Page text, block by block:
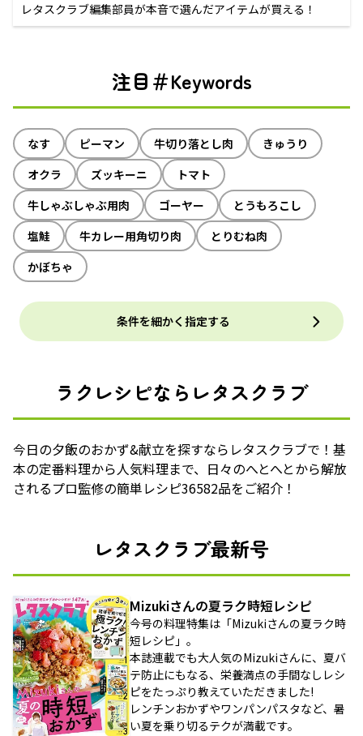
レタスクラブ編集部員が本音で選んだアイテムが買える！
注目＃Keywords
なす ピーマン 牛切り落とし肉
きゅうり
オクラ
ズッキーニ
トマト
牛しゃぶしゃぶ用肉
ゴーヤー
とうもろこし
塩鮭
牛カレー用角切り肉
とりむね肉
かぼちゃ
条件を細かく指定する
ラクレシピならレタスクラブ
今日の夕飯のおかず&献立を探すならレタスクラブで！基
本の定番料理から人気料理まで、日々のへとへとから解放
されるプロ監修の簡単レシピ36582品をご紹介！
レタスクラブ最新号
Mizukiさんの夏ラク時短レシピ
今号の料理特集は「Mizukiさんの夏ラク時
短レシピ」。
本誌連載でも大人気のMizukiさんに、夏バ
テ防止にもなる、栄養満点の手間なしレシ
ピをたっぷり教えていただきました!
レンチンおかずやワンパンパスタなど、暑
い夏を乗り切るテクが満載です。